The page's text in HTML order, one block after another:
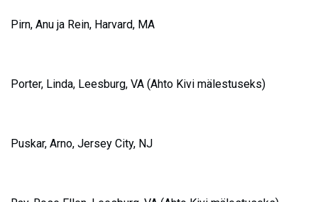
Pirn, Anu ja Rein, Harvard, MA
Porter, Linda, Leesburg, VA (Ahto Kivi mälestuseks)
Puskar, Arno, Jersey City, NJ